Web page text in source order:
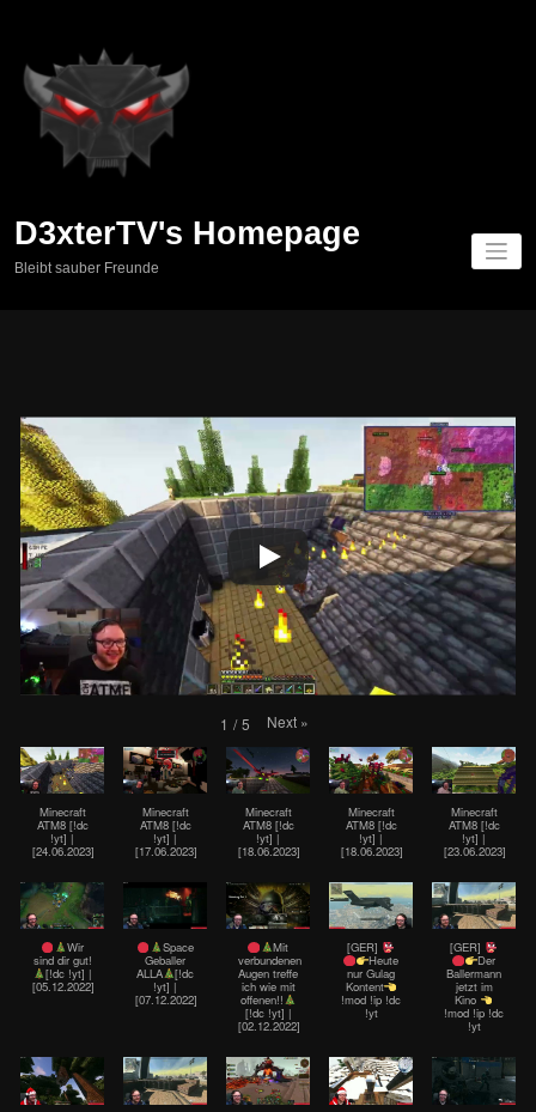
D3xterTV's Homepage
Bleibt sauber Freunde
1 / 5 Next »
Minecraft
ATM8 [!dc
!yt] |
[24.06.2023]
Minecraft
ATM8 [!dc
!yt] |
[17.06.2023]
Minecraft
ATM8 [!dc
!yt] |
[18.06.2023]
Minecraft
ATM8 [!dc
!yt] |
[18.06.2023]
Minecraft
ATM8 [!dc
!yt] |
[23.06.2023]
Wir
sind dir gut!
[!dc !yt] |
[05.12.2022]
Space
Geballer
ALLA [!dc
!yt] |
[07.12.2022]
Mit
verbundenen
Augen treffe
ich wie mit
offenen!!
[!dc !yt] |
[02.12.2022]
[GER]
Heute
nur Gulag
Kontent
!mod !ip !dc
!yt
[GER]
Der
Ballermann
jetzt im
Kino
!mod !ip !dc
!yt